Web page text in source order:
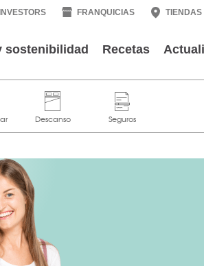
INVESTORS FRANQUICIAS TIENDAS
sostenibilidad Recetas